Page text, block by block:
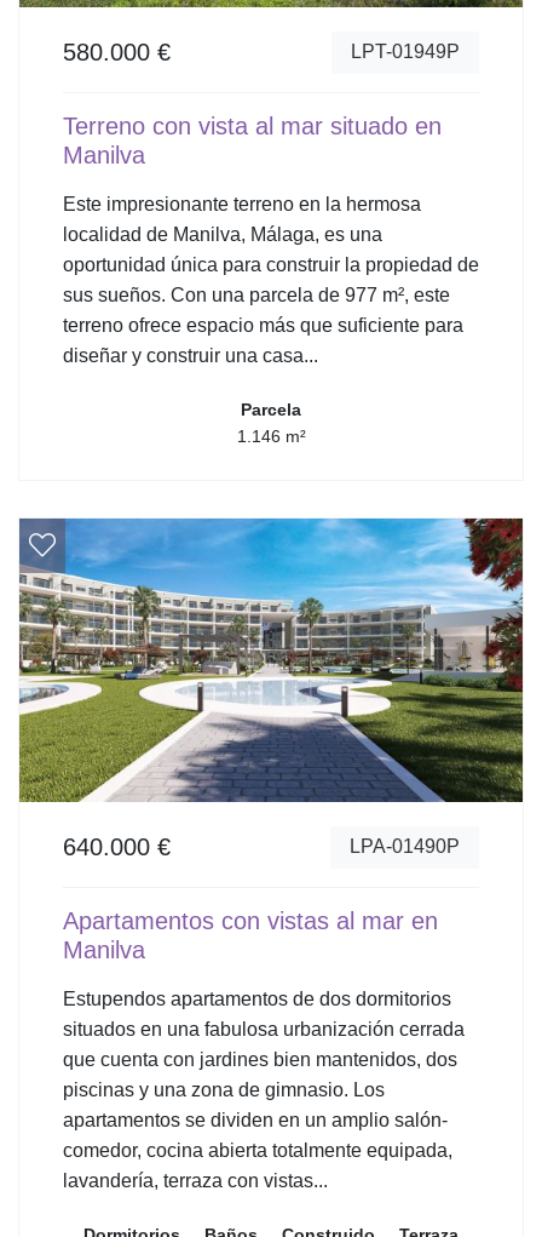
580.000 € LPT-01949P
Terreno con vista al mar situado en
Manilva
Este impresionante terreno en la hermosa
localidad de Manilva, Málaga, es una
oportunidad única para construir la propiedad de
sus sueños. Con una parcela de 977 m², este
terreno ofrece espacio más que suficiente para
diseñar y construir una casa...
Parcela
1.146 m²
640.000 € LPA-01490P
Apartamentos con vistas al mar en
Manilva
Estupendos apartamentos de dos dormitorios
situados en una fabulosa urbanización cerrada
que cuenta con jardines bien mantenidos, dos
piscinas y una zona de gimnasio. Los
apartamentos se dividen en un amplio salón-
comedor, cocina abierta totalmente equipada,
lavandería, terraza con vistas...